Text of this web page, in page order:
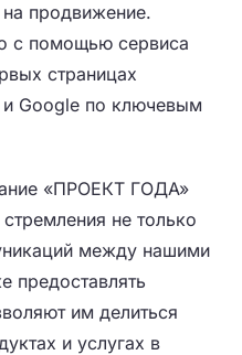
на продвижение.
с помощью сервиса
страницах
Google по ключевым
«ПРОЕКТ ГОДА»
не только
между нашими
предоставлять
им делиться
и услугах в